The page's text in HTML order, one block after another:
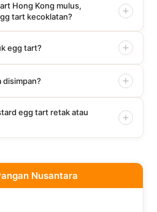
Hong Kong mulus,
tart kecoklatan?
egg tart?
disimpan?
egg tart retak atau
Nusantara